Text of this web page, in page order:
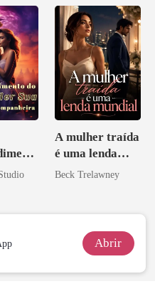
A mulher traída
é uma lenda
mundial
Beck Trelawney
Abrir